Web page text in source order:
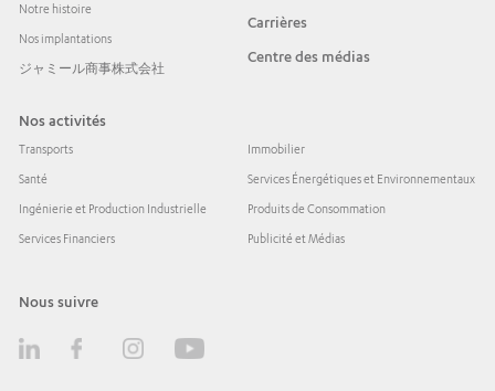
Notre histoire
Nos implantations
ジャミール商事株式会社
Carrières
Centre des médias
Nos activités
Transports
Santé
Ingénierie et Production Industrielle
Services Financiers
Immobilier
Services Énergétiques et Environnementaux
Produits de Consommation
Publicité et Médias
Nous suivre